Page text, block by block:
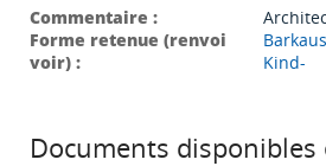
Commentaire :
Forme retenue (renvoi
voir) :
Kind-
Documents disponibles